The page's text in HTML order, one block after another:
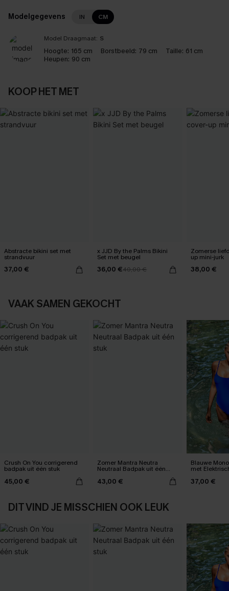
Modelgegevens IN CM
Model Draagmaat: S
Hoogte: 165 cm Borstbeeld: 79 cm Taille: 61 cm
Heupen: 90 cm
KOOP HET MET
Abstracte bikini set met
strandvuur
37,00 €
x JJD By the Palms Bikini
Set met beugel
36,00 €40,00 €
Zomerse
up mini-jurk
38,00 €
VAAK SAMEN GEKOCHT
Crush On You corrigerend
badpak uit één stuk
45,00 €
Zomer Mantra Neutra
Neutraal Badpak uit één
43,00 €
Blauwe
met
37,00 €
DIT VIND JE MISSCHIEN OOK LEUK